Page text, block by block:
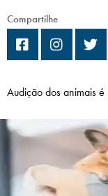
Campi/Unidades
Atendimento (21)
Conclua sua Matrícula
INSCREVA-SE
ÁREA DO
Compartilhe
Audição dos animais